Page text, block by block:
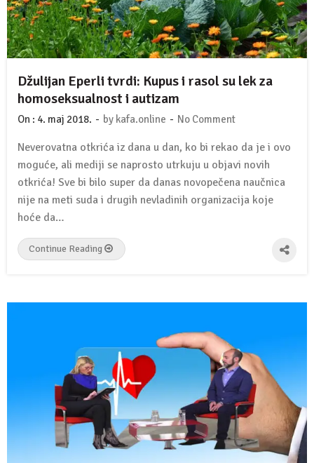
Džulijan Eperli tvrdi: Kupus i rasol su lek za
homoseksualnost i autizam
On : 4. maj 2018. - by kafa.online - No Comment
Neverovatna otkrića iz dana u dan, ko bi rekao da je i ovo
moguće, ali mediji se naprosto utrkuju u objavi novih
otkrića! Sve bi bilo super da danas novopečena naučnica
nije na meti suda i drugih nevladinih organizacija koje
hoće da…
Continue Reading